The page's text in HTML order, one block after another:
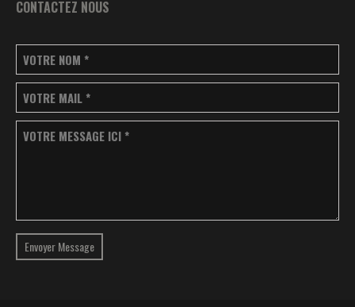
CONTACTEZ NOUS
VOTRE NOM *
VOTRE MAIL *
VOTRE MESSAGE ICI *
Envoyer Message